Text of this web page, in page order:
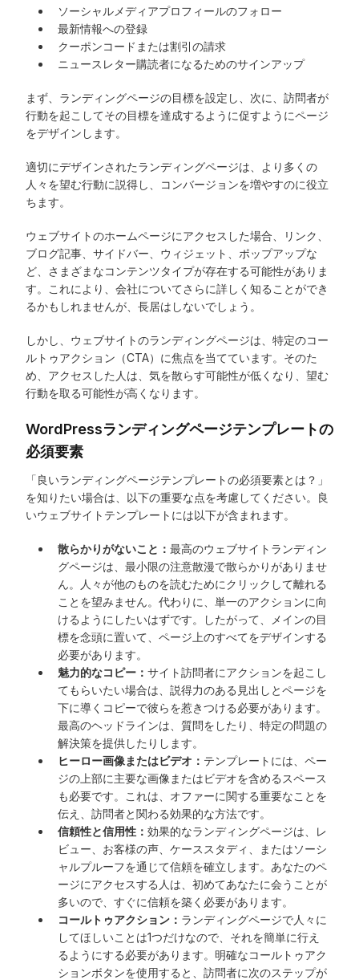
ソーシャルメディアプロフィールのフォロー
最新情報への登録
クーポンコードまたは割引の請求
ニュースレター購読者になるためのサインアップ
まず、ランディングページの目標を設定し、次に、訪問者が
行動を起こしてその目標を達成するように促すようにページ
をデザインします。
適切にデザインされたランディングページは、より多くの
人々を望む行動に説得し、コンバージョンを増やすのに役立
ちます。
ウェブサイトのホームページにアクセスした場合、リンク、
ブログ記事、サイドバー、ウィジェット、ポップアップな
ど、さまざまなコンテンツタイプが存在する可能性がありま
す。これにより、会社についてさらに詳しく知ることができ
るかもしれませんが、長居はしないでしょう。
しかし、ウェブサイトのランディングページは、特定のコー
ルトゥアクション（CTA）に焦点を当てています。そのた
め、アクセスした人は、気を散らす可能性が低くなり、望む
行動を取る可能性が高くなります。
WordPressランディングページテンプレートの
必須要素
「良いランディングページテンプレートの必須要素とは？」
を知りたい場合は、以下の重要な点を考慮してください。良
いウェブサイトテンプレートには以下が含まれます。
散らかりがないこと： 最高のウェブサイトランディン
グページは、最小限の注意散漫で散らかりがありませ
ん。人々が他のものを読むためにクリックして離れる
ことを望みません。代わりに、単一のアクションに向
けるようにしたいはずです。したがって、メインの目
標を念頭に置いて、ページ上のすべてをデザインする
必要があります。
魅力的なコピー： サイト訪問者にアクションを起こし
てもらいたい場合は、説得力のある見出しとページを
下に導くコピーで彼らを惹きつける必要があります。
最高のヘッドラインは、質問をしたり、特定の問題の
解決策を提供したりします。
ヒーロー画像またはビデオ： テンプレートには、ペー
ジの上部に主要な画像またはビデオを含めるスペース
も必要です。これは、オファーに関する重要なことを
伝え、訪問者と関わる効果的な方法です。
信頼性と信用性： 効果的なランディングページは、レ
ビュー、お客様の声、ケーススタディ、またはソーシ
ャルプルーフを通じて信頼を確立します。あなたのペ
ージにアクセスする人は、初めてあなたに会うことが
多いので、すぐに信頼を築く必要があります。
コールトゥアクション： ランディングページで人々に
してほしいことは1つだけなので、それを簡単に行え
るようにする必要があります。明確なコールトゥアク
ションボタンを使用すると、訪問者に次のステップが